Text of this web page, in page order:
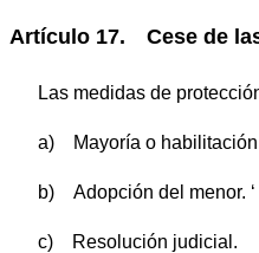
Artículo 17. Cese de
Las medidas de
a) Mayoría o habilitación
b) Adopción del menor. ‘
c) Resolución judicial.